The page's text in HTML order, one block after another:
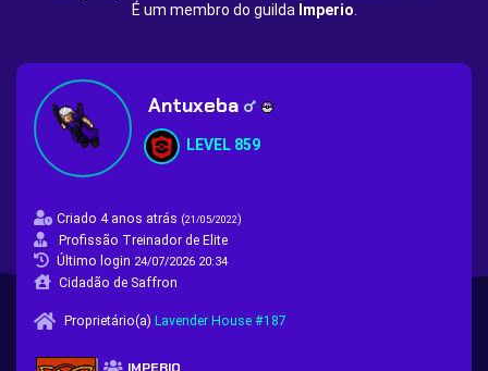
É um membro do guilda Imperio
Antuxeba
LEVEL 859
Criado 4 anos atrás (21/05/2022)
Profissão Treinador de Elite
Último login 24/07/2026 20:34
Cidadão de Saffron
Proprietário(a) Lavender House #187